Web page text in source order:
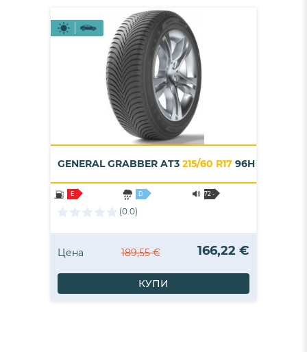
GENERAL GRABBER AT3 215/60 R17 96H
E D
72 -
(0.0)
Цена 189,55 € 166,22 €
КУПИ